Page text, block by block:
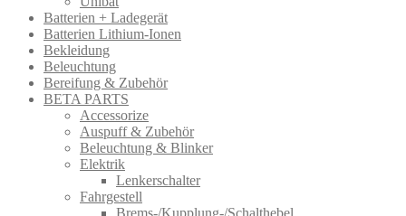
Batterien + Ladegerät
Batterien Lithium-Ionen
Bekleidung
Beleuchtung
Bereifung & Zubehör
BETA PARTS
Accessorize
Auspuff & Zubehör
Beleuchtung & Blinker
Elektrik
Lenkerschalter
Fahrgestell